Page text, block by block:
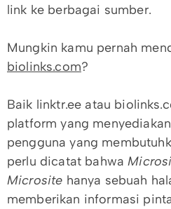
link ke berbagai sumber.
Mungkin kamu pernah
biolinks.com?
Baik linktr.ee atau
platform yang
pengguna yang
perlu dicatat bahwa
Microsite hanya sebuah
memberikan informasi